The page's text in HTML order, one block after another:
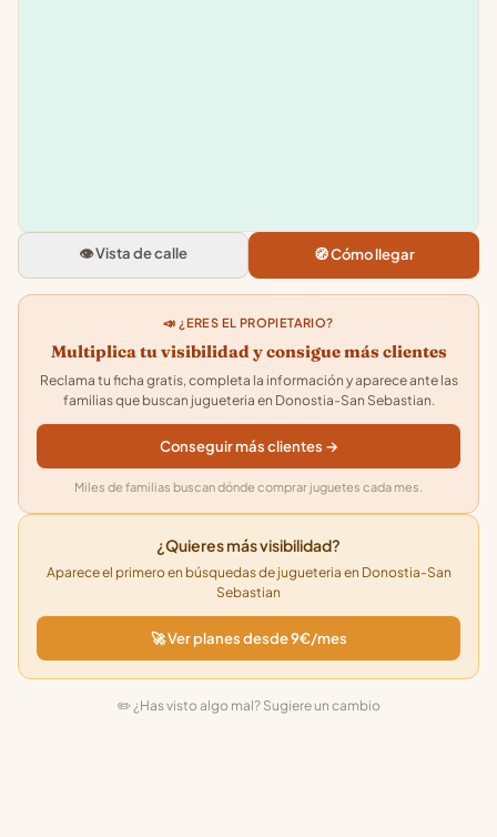
Heriz Pasealekua, 16, 20008
Gipuzkoa
5.0 · 21
👁️ Vista de calle 🧭 Cómo llegar
📣 ¿ERES EL PROPIETARIO?
Multiplica tu visibilidad y consigue más clientes
Reclama tu ficha gratis, completa la información y aparece ante las
familias que buscan jugueteria en Donostia-San Sebastian.
Conseguir más clientes →
Miles de familias buscan dónde comprar juguetes cada mes.
¿Quieres más visibilidad?
Aparece el primero en búsquedas de jugueteria en Donostia-San
Sebastian
🚀 Ver planes desde 9€/mes
✏️ ¿Has visto algo mal? Sugiere un cambio